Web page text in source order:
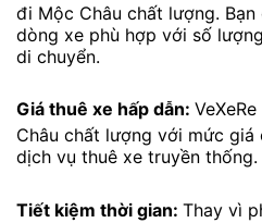
đi Mộc Châu chất lượng.
dòng xe phù hợp với số
di chuyển.
Giá thuê xe hấp dẫn:
Châu chất lượng với mức giá
dịch vụ thuê xe truyền thống.
Tiết kiệm thời gian: Thay vì